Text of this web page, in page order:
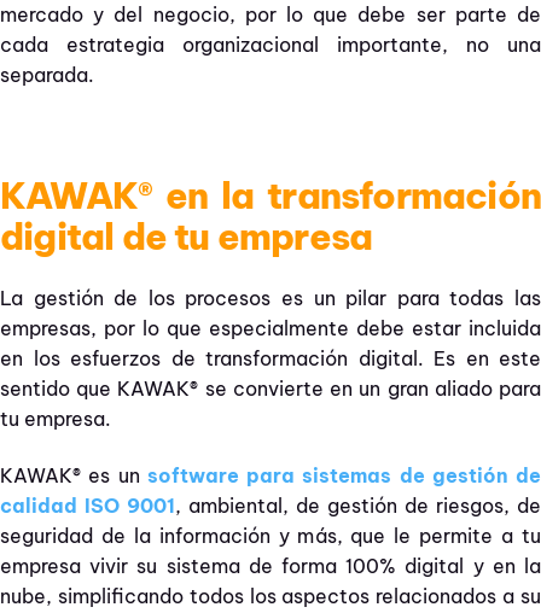
mercado y del negocio, por lo que debe ser parte de
cada estrategia organizacional importante, no una
separada.
KAWAK® en la transformación
digital de tu empresa
La gestión de los procesos es un pilar para todas las
empresas, por lo que especialmente debe estar incluida
en los esfuerzos de transformación digital. Es en este
sentido que KAWAK® se convierte en un gran aliado para
tu empresa.
KAWAK® es un software para sistemas de gestión de
calidad ISO 9001, ambiental, de gestión de riesgos, de
seguridad de la información y más, que le permite a tu
empresa vivir su sistema de forma 100% digital y en la
nube, simplificando todos los aspectos relacionados a su